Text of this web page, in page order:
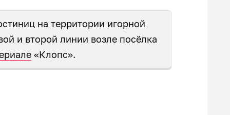
на территории игорной
и второй линии возле посёлка
«Клопс».